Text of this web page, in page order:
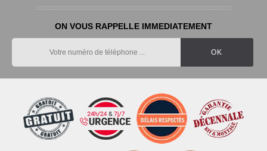
ON VOUS RAPPELLE IMMEDIATEMENT